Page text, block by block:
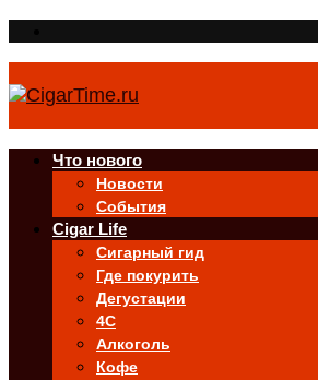
Что нового
Новости
События
Cigar Life
Сигарный гид
Где покурить
Дегустации
4C
Алкоголь
Кофе